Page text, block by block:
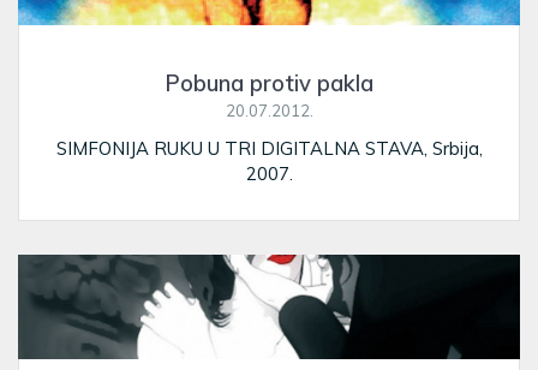
Pobuna protiv pakla
20.07.2012.
SIMFONIJA RUKU U TRI DIGITALNA STAVA, Srbija,
2007.